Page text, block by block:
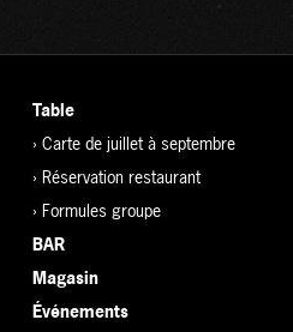
Table
› Carte de juillet à septembre
› Réservation restaurant
› Formules groupe
BAR
Magasin
Événements